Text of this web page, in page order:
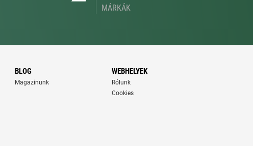
MÁRKÁK
BLOG
Magazinunk
WEBHELYEK
Rólunk
Cookies